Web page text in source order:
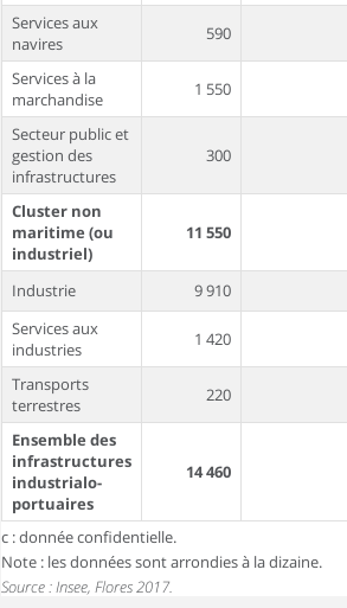
Services aux
navires
590
Services à la
marchandise
1 550
Secteur public et
gestion des
infrastructures
300
Cluster non
maritime (ou
industriel)
11 550
Industrie 9 910
Services aux
industries
1 420
Transports
terrestres
220
Ensemble des
infrastructures
industrialo-
portuaires
14 460
c : donnée confidentielle.
Note : les données sont arrondies à la dizaine.
Source : Insee, Flores 2017.